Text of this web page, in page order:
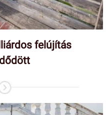
felújítás